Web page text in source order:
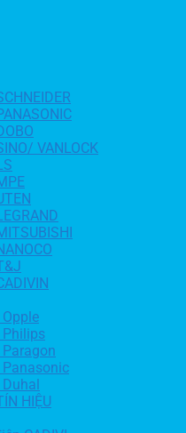
VANLOCK
HIỆU